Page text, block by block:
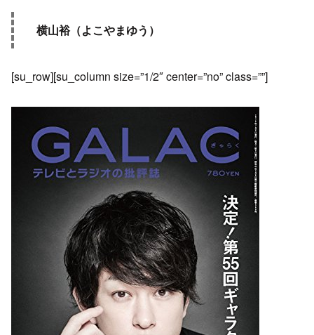
横山裕（よこやまゆう）
[su_row][su_column size=”1/2″ center=”no” class=””]